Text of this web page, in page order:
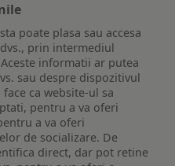
poate plasa sau accesa
prin intermediul
informatii ar putea
sau despre dispozitivul
ca website-ul sa
pentru a va oferi
a va oferi
de socializare. De
direct, dar pot retine